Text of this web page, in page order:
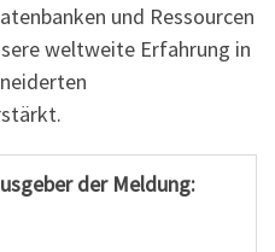
und Ressourcen
weltweite Erfahrung in
der Meldung: